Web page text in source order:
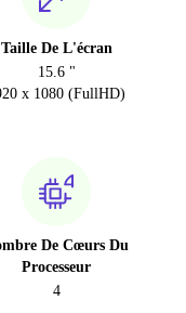
Taille De L'écran
15.6 "
x 1080 (FullHD)
De Cœurs Du
Processeur
4